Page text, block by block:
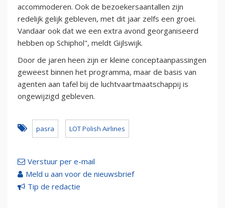
accommoderen. Ook de bezoekersaantallen zijn
redelijk gelijk gebleven, met dit jaar zelfs een groei.
Vandaar ook dat we een extra avond georganiseerd
hebben op Schiphol", meldt Gijlswijk.
Door de jaren heen zijn er kleine conceptaanpassingen
geweest binnen het programma, maar de basis van
agenten aan tafel bij de luchtvaartmaatschappij is
ongewijzigd gebleven.
pasra LOT Polish Airlines
Verstuur per e-mail
Meld u aan voor de nieuwsbrief
Tip de redactie